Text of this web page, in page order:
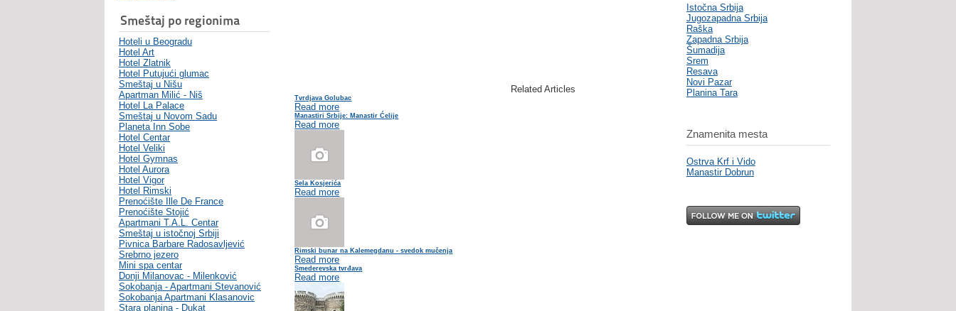
Smeštaj po regionima
Hoteli u Beogradu
Hotel Art
Hotel Zlatnik
Hotel Putujući glumac
Smeštaj u Nišu
Apartman Milić - Niš
Hotel La Palace
Smeštaj u Novom Sadu
Planeta Inn Sobe
Hotel Centar
Hotel Veliki
Hotel Gymnas
Hotel Aurora
Hotel Vigor
Hotel Rimski
Prenoćište Ille De France
Prenoćište Stojić
Apartmani T.A.L. Centar
Smeštaj u istočnoj Srbiji
Pivnica Barbare Radosavljević
Srebrno jezero
Mini spa centar
Donji Milanovac - Milenković
Sokobanja - Apartmani Stevanović
Sokobanja Apartmani Klasanovic
Stara planina - Dukat
Related Articles
Tvrdjava Golubac
Read more
Manastiri Srbije: Manastir Ćelije
Read more
Sela Kosjerića
Read more
Rimski bunar na Kalemegdanu - svedok mučenja
Read more
Smederevska tvrđava
Read more
Istočna Srbija
Jugozapadna Srbija
Raška
Zapadna Srbija
Šumadija
Srem
Resava
Novi Pazar
Planina Tara
Znamenita mesta
Ostrva Krf i Vido
Manastir Dobrun